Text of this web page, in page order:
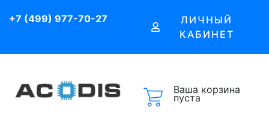
+7 (499) 977-70-27
ЛИЧНЫЙ
КАБИНЕТ
Ваша корзина
пуста